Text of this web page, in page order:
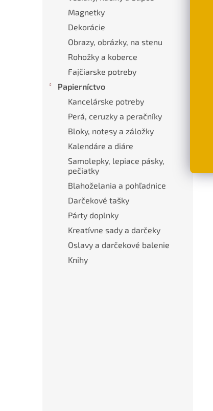
Magnetky
Dekorácie
Obrazy, obrázky, na stenu
Rohožky a koberce
Fajčiarske potreby
Papierníctvo
Kancelárske potreby
Perá, ceruzky a peračníky
Bloky, notesy a záložky
Kalendáre a diáre
Samolepky, lepiace pásky,
pečiatky
Blahoželania a pohľadnice
Darčekové tašky
Párty doplnky
Kreatívne sady a darčeky
Oslavy a darčekové balenie
Knihy